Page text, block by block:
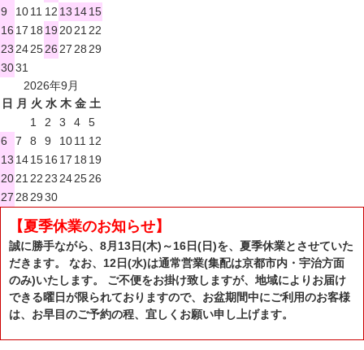
9 1011 12 13 1415
16 17 18 19 2021 22
23 242526 27 28 29
3031
2026年9月
日
月 火 水 木 金 土
1
2 3 4
5
6
7 8 9 1011 12
13 141516 17 18 19
2021 22 23 242526
27 28 2930
【夏季休業のお知らせ】
誠に勝手ながら、8月13日(木)～16日(日)を、夏季休業とさせていた
だきます。 なお、12日(水)は通常営業(集配は京都市内・宇治方面
のみ)いたします。 ご不便をお掛け致しますが、地域によりお届け
できる曜日が限られておりますので、お盆期間中にご利用のお客様
は、お早目のご予約の程、宜しくお願い申し上げます。